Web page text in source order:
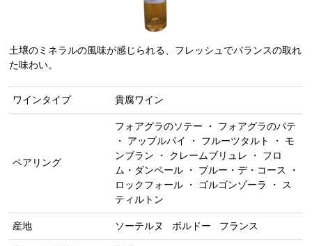
土壌のミネラルの風味が感じられる、フレッシュでバランスの取れ
た味わい。
ワインタイプ 貴腐ワイン
ペアリング
フォアグラのソテー ・ フォアグラのパテ
・ アップルパイ ・ フルーツタルト ・ モ
ンブラン ・ クレームブリュレ ・ フロ
ム・ダンベール ・ ブルー・デ・コース ・
ロックフォール ・ ゴルゴンゾーラ ・ ス
ティルトン
産地 ソーテルヌ ボルドー フランス